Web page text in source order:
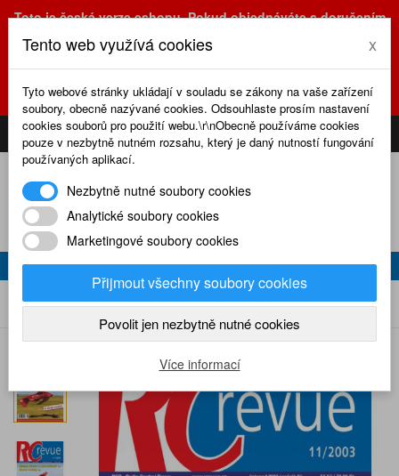
Toto je česká verze eshopu. Pokud objednáváte s doručením
(sk.eshop.rcrevue.cz - kliknutím na slovenskou vlajku)
POZOR ZMĚNA : výdejní místo a kancelář jsou nyní na adrese
Olšanská 3, Praha 3, tel. (+420) 222 723 388, 774 777 794.
CS
SK PŘIHLÁSIT KOŠÍK
RC REVUE 11/2003
Home Naše časopisy RC revue 2003 RC revue 11/2003
Tento web využívá cookies x
Tyto webové stránky ukládají v souladu se zákony na vaše zařízení
soubory, obecně nazývané cookies. Odsouhlaste prosím nastavení
cookies souborů pro použití webu.\r\nObecně používáme cookies
pouze v nezbytně nutném rozsahu, který je daný nutností fungování
používaných aplikací.
Nezbytně nutné soubory cookies
Analytické soubory cookies
Marketingové soubory cookies
Přijmout všechny soubory cookies
Povolit jen nezbytně nutné cookies
Více informací